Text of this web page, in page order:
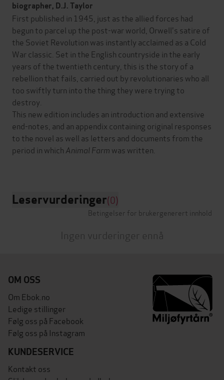
biographer, D.J. Taylor
First published in 1945, just as the allied forces had
begun to parcel up the post-war world, Orwell's satire of
the Soviet Revolution was instantly acclaimed as a Cold
War classic. Set in the English countryside in the early
years of the twentieth century, this is the story of a
rebellion that fails, carried out by revolutionaries who all
too swiftly turn into the thing they were trying to
destroy.
This new edition includes an introduction and extensive
end-notes, and an appendix containing original responses
to the novel as well as letters and documents from the
period in which Animal Farm was written.
Leservurderinger(0)
Betingelser for brukergenerert innhold
Ingen vurderinger ennå
OM OSS
Om Ebok.no
Ledige stillinger
Følg oss på Facebook
Følg oss på Instagram
KUNDESERVICE
Kontakt oss